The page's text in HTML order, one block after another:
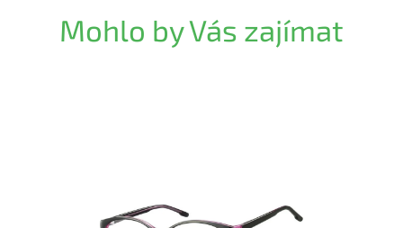
Mohlo by Vás zajímat